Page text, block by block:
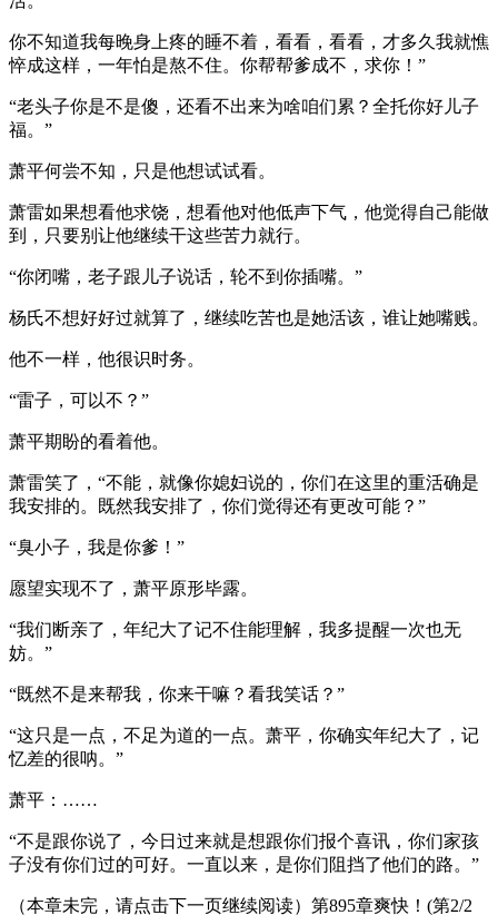
你不知道我每晚身上疼的睡不着，看看，看看，才多久我就憔
悴成这样，一年怕是熬不住。你帮帮爹成不，求你！”
“老头子你是不是傻，还看不出来为啥咱们累？全托你好儿子
福。”
萧平何尝不知，只是他想试试看。
萧雷如果想看他求饶，想看他对他低声下气，他觉得自己能做
到，只要别让他继续干这些苦力就行。
“你闭嘴，老子跟儿子说话，轮不到你插嘴。”
杨氏不想好好过就算了，继续吃苦也是她活该，谁让她嘴贱。
他不一样，他很识时务。
“雷子，可以不？”
萧平期盼的看着他。
萧雷笑了，“不能，就像你媳妇说的，你们在这里的重活确是
我安排的。既然我安排了，你们觉得还有更改可能？”
“臭小子，我是你爹！”
愿望实现不了，萧平原形毕露。
“我们断亲了，年纪大了记不住能理解，我多提醒一次也无
妨。”
“既然不是来帮我，你来干嘛？看我笑话？”
“这只是一点，不足为道的一点。萧平，你确实年纪大了，记
忆差的很呐。”
萧平：……
“不是跟你说了，今日过来就是想跟你们报个喜讯，你们家孩
子没有你们过的可好。一直以来，是你们阻挡了他们的路。”
（本章未完，请点击下一页继续阅读）第895章爽快！(第2/2